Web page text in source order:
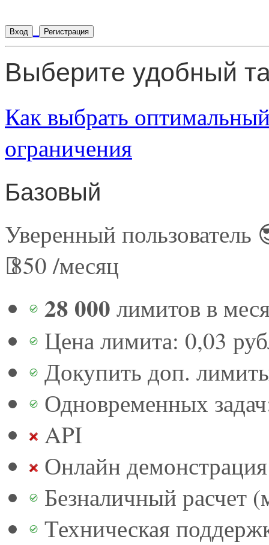
Вход Регистрация
Выберите удобный
Как выбрать
ограничения
Базовый
Уверенный пользователь
850 /месяц
28 000 лимитов в
Цена лимита: 0,03
Докупить доп.
Одновременных
API
Онлайн
Безналичный расчет
Техническая